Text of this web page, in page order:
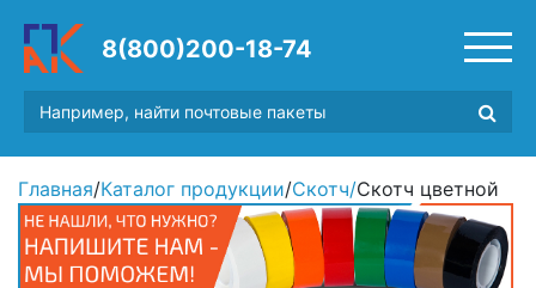
8(800)200-18-74
Главная/Каталог продукции/Скотч/Скотч цветной